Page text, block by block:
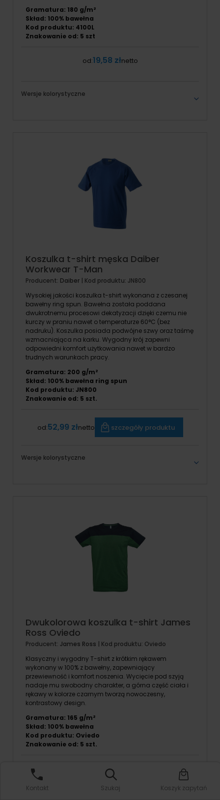
Gramatura: 180 g/m²
Skład: 100% bawełna
Kod produktu: 4100L
Znakowanie od: 5 szt
od:19,58 złnetto
Wersje kolorystyczne
Koszulka t-shirt męska Daiber
Workwear T-Man
Producent: Daiber | Kod produktu: JN800
Wysokiej jakości koszulka t-shirt wykonana z czesanej
bawełny ring spun. Bawełna została poddana
dwukrotnemu procesowi dekatyzacji dzięki czemu nie
kurczy w praniu nawet o temperaturze 60°C (bez
nadruku). Koszulka posiada podwójne szwy oraz taśmę
wzmacniająca na karku. Wygodny krój zapewni
odpowiedni komfort użytkowania nawet w bardzo
trudnych warunkach pracy.
Gramatura: 200 g/m²
Skład: 100% bawełna ring spun
Kod produktu: JN800
Znakowanie od: 5 szt.
od:52,99 złnetto szczegóły produktu
Wersje kolorystyczne
Dwukolorowa koszulka t-shirt James
Ross Oviedo
Producent:James Ross | Kod produktu: Oviedo
Klasyczny i wygodny T-shirt z krótkim rękawem
wykonany w 100% z bawełny, zapewniający
przewiewność i komfort noszenia. Wycięcie pod szyją
nadaje mu swobodny charakter, a górna część ciała i
rękawy w kolorze czarnym tworzą nowoczesny,
kontrastowy design.
Gramatura: 165 g/m²
Skład: 100% bawełna
Kod produktu: Oviedo
Znakowanie od: 5 szt.
szczegóły produktu
Kontakt Szukaj Koszyk zapytań